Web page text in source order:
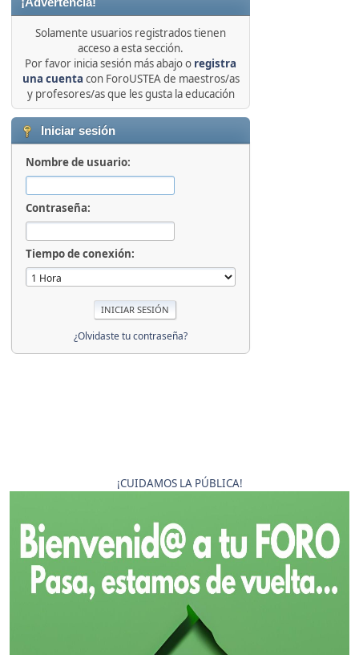
Solamente usuarios registrados tienen
acceso a esta sección.
Por favor inicia sesión más abajo o registra
una cuenta con ForoUSTEA de maestros/as
y profesores/as que les gusta la educación
Iniciar sesión
Nombre de usuario:
Contraseña:
Tiempo de conexión:
¿Olvidaste tu contraseña?
¡CUIDAMOS LA PÚBLICA!